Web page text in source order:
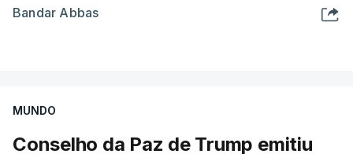
Bandar Abbas
MUNDO
Conselho da Paz de Trump emitiu